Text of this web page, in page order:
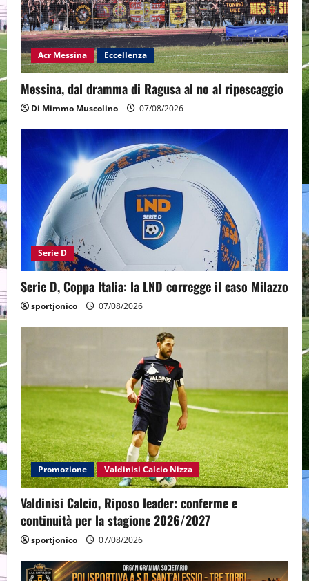
Acr Messina Eccellenza
Messina, dal dramma di Ragusa al no al ripescaggio
Di Mimmo Muscolino 07/08/2026
Serie D
Serie D, Coppa Italia: la LND corregge il caso Milazzo
sportjonico 07/08/2026
Promozione Valdinisi Calcio Nizza
Valdinisi Calcio, Riposo leader: conferme e
continuità per la stagione 2026/2027
sportjonico 07/08/2026